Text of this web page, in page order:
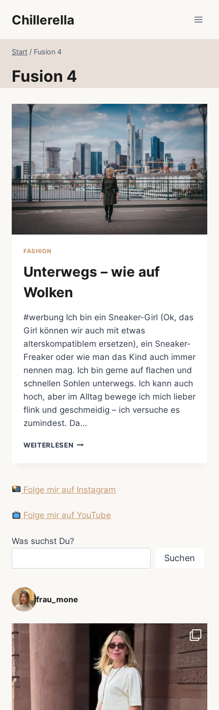
InhaltChillerella
Start / Fusion 4
Fusion 4
FASHION
Unterwegs – wie auf
Wolken
#werbung Ich bin ein Sneaker-Girl (Ok, das
Girl können wir auch mit etwas
alterskompatiblem ersetzen), ein Sneaker-
Freaker oder wie man das Kind auch immer
nennen mag. Ich bin gerne auf flachen und
schnellen Sohlen unterwegs. Ich kann auch
hoch, aber im Alltag bewege ich mich lieber
flink und geschmeidig – ich versuche es
zumindest. Da…
WEITERLESEN UNTERWEGS
Folge mir auf Instagram
Folge mir auf YouTube
Was suchst Du?
Suchen
frau_mone